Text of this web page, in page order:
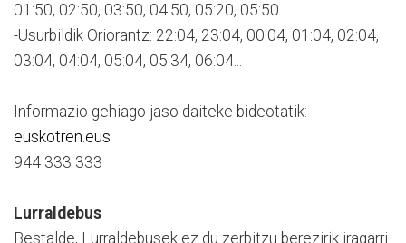
01:50, 02:50, 03:50, 04:50, 05:20, 05:50...
-Usurbildik Oriorantz: 22:04, 23:04, 00:04, 01:04, 02:04,
03:04, 04:04, 05:04, 05:34, 06:04...
Informazio gehiago jaso daiteke bideotatik:
euskotren.eus
944 333 333
Lurraldebus
Bestalde, Lurraldebusek ez du zerbitzu berezirik iragarri